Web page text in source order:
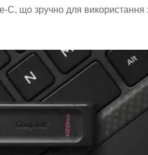
C, що зручно для